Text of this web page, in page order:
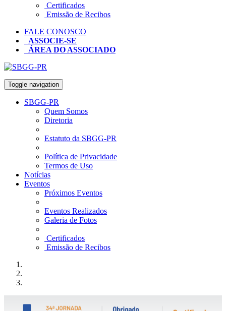
Certificados
Emissão de Recibos
FALE CONOSCO
ASSOCIE-SE
ÁREA DO ASSOCIADO
Toggle navigation
SBGG-PR
Quem Somos
Diretoria
Estatuto da SBGG-PR
Política de Privacidade
Termos de Uso
Notícias
Eventos
Próximos Eventos
Eventos Realizados
Galeria de Fotos
Certificados
Emissão de Recibos